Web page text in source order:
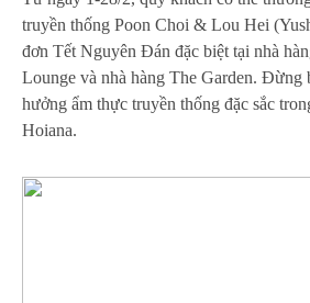
truyền thống Poon Choi & Lou Hei
đơn Tết Nguyên Đán đặc biệt tại nhà
Lounge và nhà hàng The Garden. Đừng
hưởng ẩm thực truyền thống đặc sắc
Hoiana.